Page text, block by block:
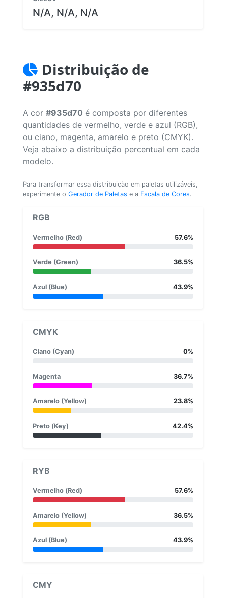
N/A, N/A, N/A
Distribuição de
#935d70
A cor #935d70 é composta por diferentes
quantidades de vermelho, verde e azul (RGB),
ou ciano, magenta, amarelo e preto (CMYK).
Veja abaixo a distribuição percentual em cada
modelo.
Para transformar essa distribuição em paletas utilizáveis,
experimente o Gerador de Paletas e a Escala de Cores.
RGB
Vermelho (Red) 57.6%
Verde (Green) 36.5%
Azul (Blue) 43.9%
CMYK
Ciano (Cyan) 0%
Magenta 36.7%
Amarelo (Yellow) 23.8%
Preto (Key) 42.4%
RYB
Vermelho (Red) 57.6%
Amarelo (Yellow) 36.5%
Azul (Blue) 43.9%
CMY